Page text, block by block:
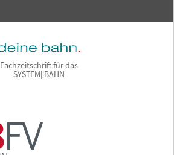
Fachzeitschrift für das
SYSTEM||BAHN